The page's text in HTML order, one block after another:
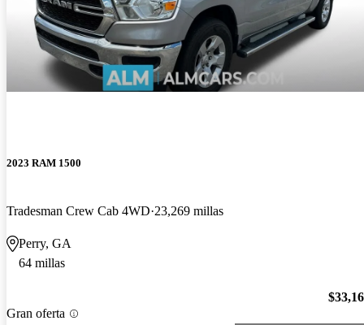
2023 RAM 1500
Tradesman Crew Cab 4WD 23,269 millas
Perry, GA
64 millas
Gran oferta